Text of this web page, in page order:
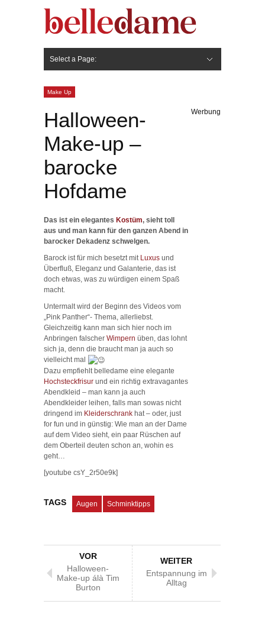
Select a Page:
Make Up
Halloween-
Make-up –
barocke
Hofdame
Werbung
Das ist ein elegantes Kostüm, sieht toll
aus und man kann für den ganzen Abend in
barocker Dekadenz schwelgen.
Barock ist für mich besetzt mit Luxus und
Überfluß, Eleganz und Galanterie, das ist
doch etwas, was zu würdigen einem Spaß
macht.
Untermalt wird der Beginn des Videos vom
„Pink Panther“- Thema, allerliebst.
Gleichzeitig kann man sich hier noch im
Anbringen falscher Wimpern üben, das lohnt
sich ja, denn die braucht man ja auch so
vielleicht mal
Dazu empfiehlt belledame eine elegante
Hochsteckfrisur und ein richtig extravagantes
Abendkleid – man kann ja auch
Abendkleider leihen, falls man sowas nicht
dringend im Kleiderschrank hat – oder, just
for fun und in günstig: Wie man an der Dame
auf dem Video sieht, ein paar Rüschen auf
dem Oberteil deuten schon an, wohin es
geht…
[youtube csY_2r50e9k]
TAGS Augen Schminktipps
VOR
Halloween-
Make-up álà Tim
Burton
WEITER
Entspannung im
Alltag